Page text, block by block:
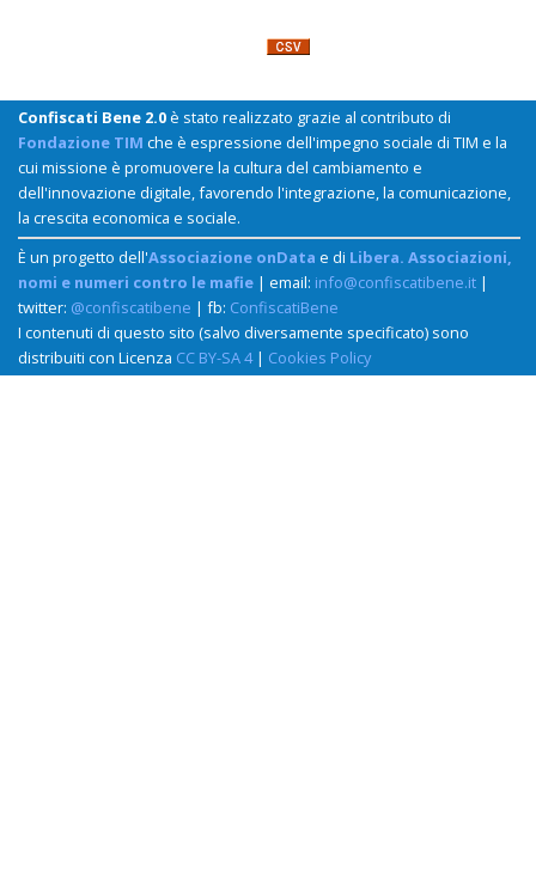
Confiscati Bene 2.0è stato realizzato grazie al contributo di
Fondazione TIM che è espressione dell'impegno sociale di TIM e la
cui missione è promuovere la cultura del cambiamento e
dell'innovazione digitale, favorendo l'integrazione, la comunicazione,
la crescita economica e sociale.
È un progetto dell'Associazione onData e di Libera. Associazioni,
nomi e numeri contro le mafie | email: info@confiscatibene.it |
twitter: @confiscatibene | fb: ConfiscatiBene
I contenuti di questo sito (salvo diversamente specificato) sono
distribuiti con Licenza CC BY-SA 4| Cookies Policy